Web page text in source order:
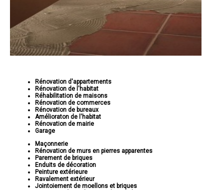
Rénovation d'appartements
Rénovation de l'habitat
Réhabilitation de maisons
Rénovation de commerces
Rénovation de bureaux
Amélioraton de l'habitat
Rénovation de mairie
Garage
Maçonnerie
Rénovation de murs en pierres apparentes
Parement de briques
Enduits de décoration
Peinture extérieure
Ravalement extérieur
Jointoiement de moellons et briques